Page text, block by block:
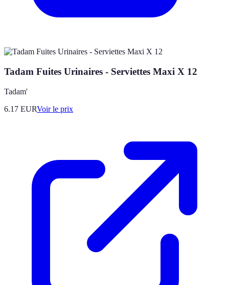
Tadam Fuites Urinaires - Serviettes Maxi X 12
Tadam'
6.17 EURVoir le prix